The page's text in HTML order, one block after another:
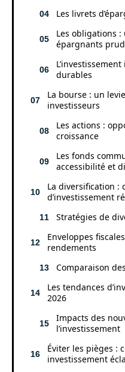
Les livrets
Les obligations
épargnants
durables
La bourse : un
investisseurs
Les actions :
croissance
Les fonds
accessibilité et
La diversification :
d’investissement
Stratégies de
Enveloppes
rendements
Comparaison
Les tendances
2026
Impacts des
l’investissement
Éviter les pièges :
investissement